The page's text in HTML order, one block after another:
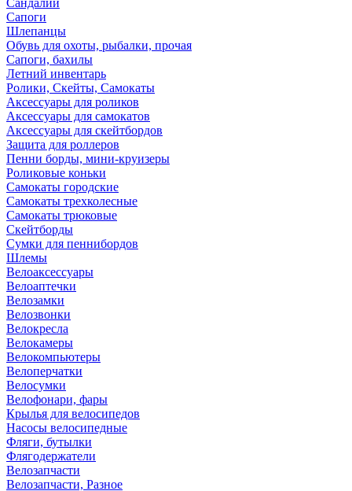
Сандалии
Сапоги
Шлепанцы
Обувь для охоты, рыбалки, прочая
Сапоги, бахилы
Летний инвентарь
Ролики, Скейты, Самокаты
Аксессуары для роликов
Аксессуары для самокатов
Аксессуары для скейтбордов
Защита для роллеров
Пенни борды, мини-круизеры
Роликовые коньки
Самокаты городские
Самокаты трехколесные
Самокаты трюковые
Скейтборды
Сумки для пеннибордов
Шлемы
Велоаксессуары
Велоаптечки
Велозамки
Велозвонки
Велокресла
Велокамеры
Велокомпьютеры
Велоперчатки
Велосумки
Велофонари, фары
Крылья для велосипедов
Насосы велосипедные
Фляги, бутылки
Флягодержатели
Велозапчасти
Велозапчасти, Разное